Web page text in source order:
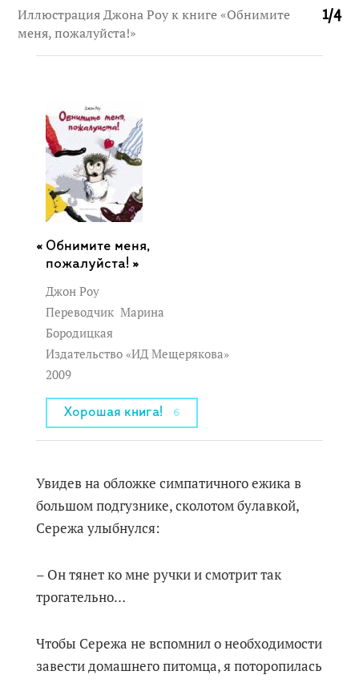
1/4
Иллюстрация Джона Роу к книге «Обнимите
меня, пожалуйста!»
Обнимите меня,
пожалуйста! »
Джон Роу
Переводчик Марина
Бородицкая
Издательство «ИД Мещерякова»
2009
Хорошая книга! 6
Увидев на обложке симпатичного ежика в
большом подгузнике, сколотом булавкой,
Сережа улыбнулся:
– Он тянет ко мне ручки и смотрит так
трогательно…
Чтобы Сережа не вспомнил о необходимости
завести домашнего питомца, я поторопилась